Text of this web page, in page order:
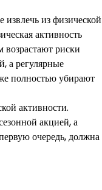
из физической
активность
риски
а регулярные
полностью убирают
активности.
акцией, а
очередь, должна